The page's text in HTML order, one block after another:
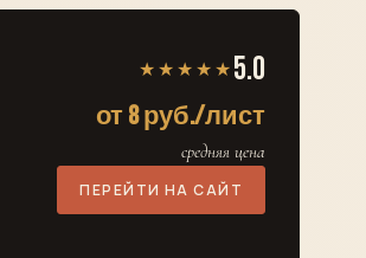
★★★★★ 5.0
от 8 руб./лист
средняя цена
ПЕРЕЙТИ НА САЙТ